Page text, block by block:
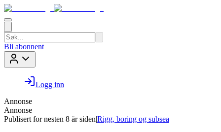
Bli abonnent
Logg inn
Annonse
Annonse
Publisert for nesten 8 år siden|Rigg, boring og subsea